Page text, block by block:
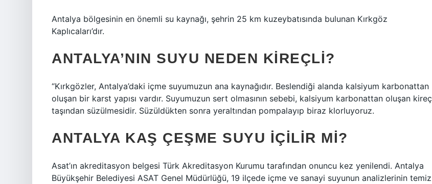
Antalya bölgesinin en önemli su kaynağı, şehrin 25 km kuzeybatısında bulunan Kırkgöz
Kaplıcaları’dır.
ANTALYA’NIN SUYU NEDEN KIREÇLI?
“Kırkgözler, Antalya’daki içme suyumuzun ana kaynağıdır. Beslendiği alanda kalsiyum karbonattan
oluşan bir karst yapısı vardır. Suyumuzun sert olmasının sebebi, kalsiyum karbonattan oluşan kireç
taşından süzülmesidir. Süzüldükten sonra yeraltından pompalayıp biraz klorluyoruz.
ANTALYA KAŞ ÇEŞME SUYU İÇILIR MI?
Asat’ın akreditasyon belgesi Türk Akreditasyon Kurumu tarafından onuncu kez yenilendi. Antalya
Büyükşehir Belediyesi ASAT Genel Müdürlüğü, 19 ilçede içme ve sanayi suyunun analizlerinin temiz